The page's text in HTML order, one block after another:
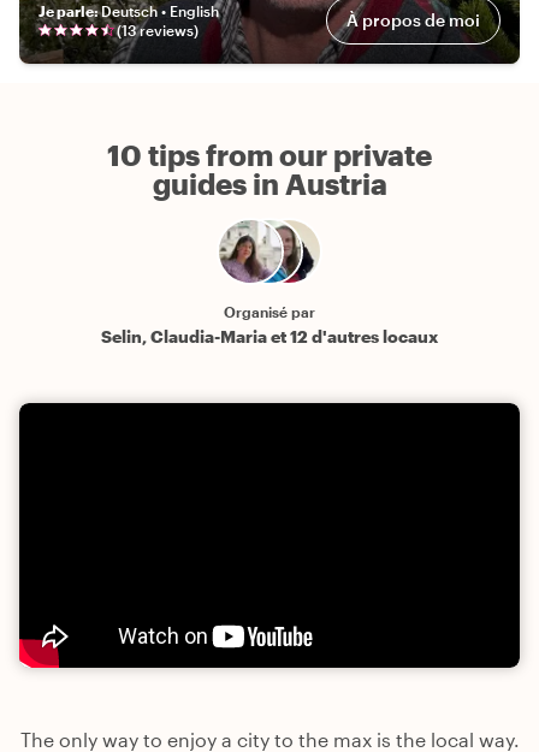
Je parle:Deutsch • English
(13reviews) À propos de moi
10 tips from our private
guides in Austria
Organisé par
Selin, Claudia-Maria et 12 d'autres locaux
The only way to enjoy a city to the max is the local way.